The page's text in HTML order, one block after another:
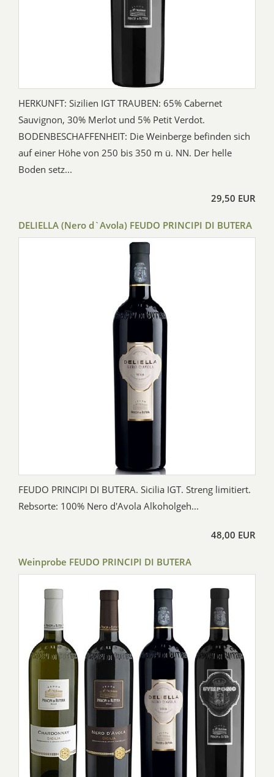
HERKUNFT: Sizilien IGT TRAUBEN: 65% Cabernet
Sauvignon, 30% Merlot und 5% Petit Verdot.
BODENBESCHAFFENHEIT: Die Weinberge befinden sich
auf einer Höhe von 250 bis 350 m ü. NN. Der helle
Boden setz...
29,50 EUR
DELIELLA (Nero d`Avola) FEUDO PRINCIPI DI BUTERA
FEUDO PRINCIPI DI BUTERA. Sicilia IGT. Streng limitiert.
Rebsorte: 100% Nero d'Avola Alkoholgeh...
48,00 EUR
Weinprobe FEUDO PRINCIPI DI BUTERA